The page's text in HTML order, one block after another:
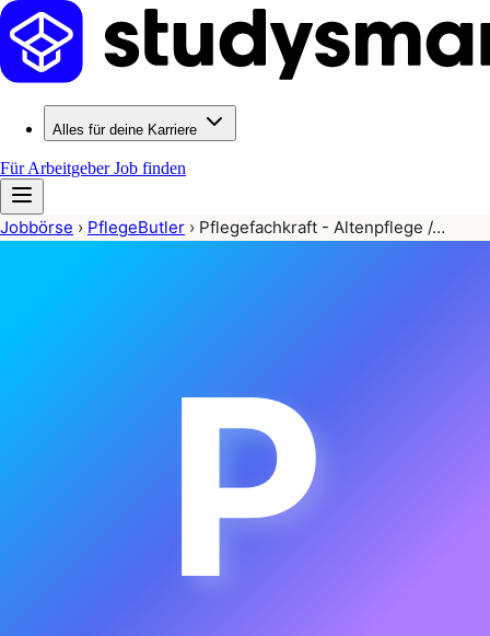
Alles für deine Karriere
Für ArbeitgeberJob finden
Jobbörse › PflegeButler › Pflegefachkraft - Altenpflege /…
P